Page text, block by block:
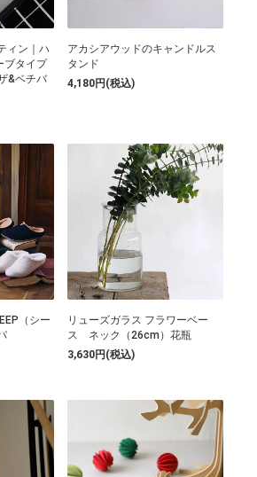
ィン｜ハ
タイプ
&ベチバ
アカシアウッドのキャンドルス
タンド
4,180円(税込)
（シー
リューズガラス フラワーベー
ス ネック（26cm）花瓶
3,630円(税込)